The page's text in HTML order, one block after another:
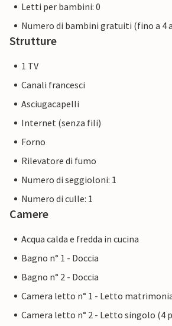
Letti per bambini: 0
Numero di bambini gratuiti (fino a 4
Strutture
1 TV
Canali francesci
Asciugacapelli
Internet (senza fili)
Forno
Rilevatore di fumo
Numero di seggioloni: 1
Numero di culle: 1
Camere
Acqua calda e fredda in cucina
Bagno n° 1 - Doccia
Bagno n° 2 - Doccia
Camera letto n° 1 - Letto
Camera letto n° 2 - Letto singolo (4